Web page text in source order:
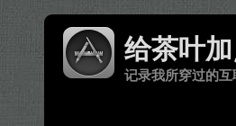
给茶叶
记录我所穿过的